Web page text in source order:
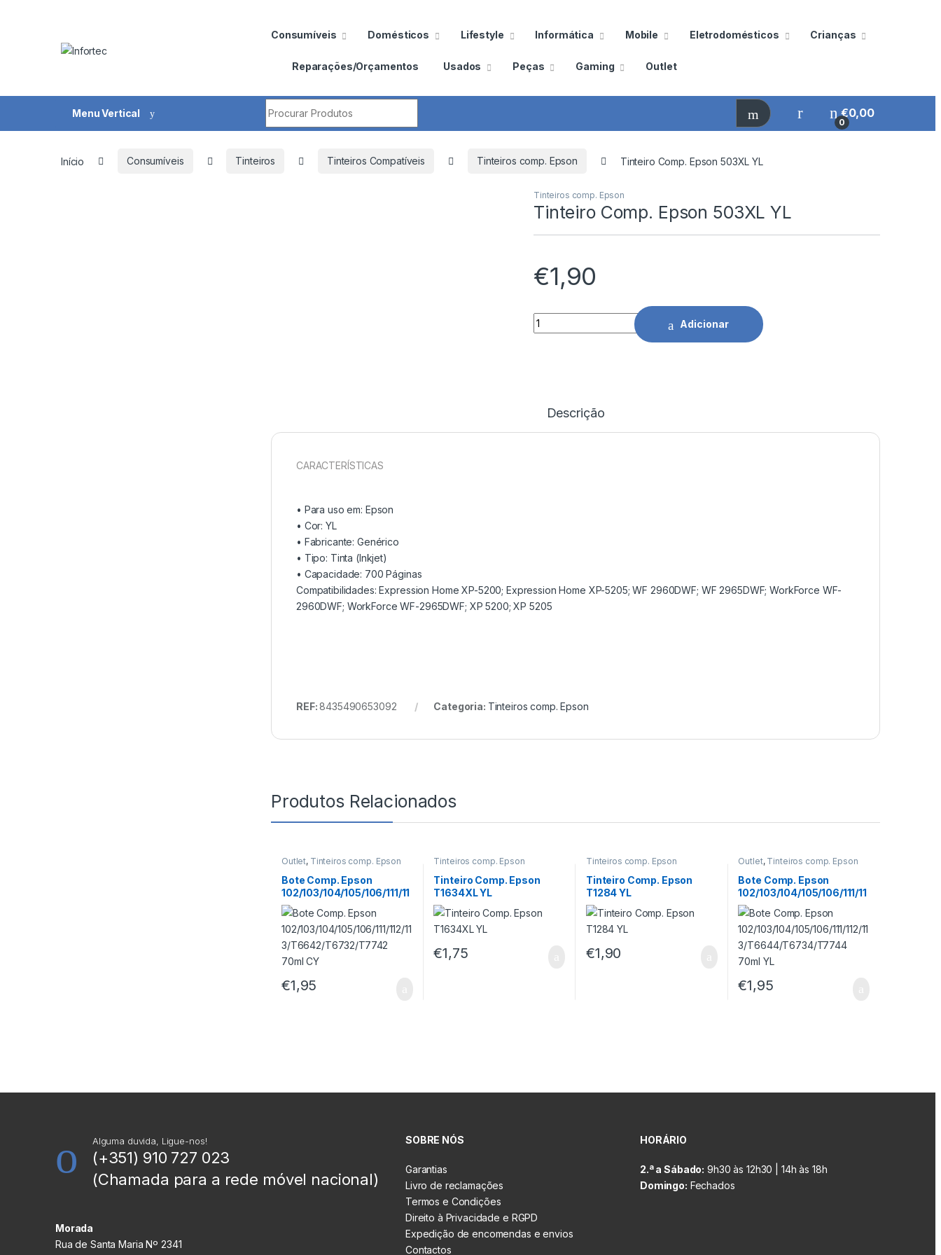
Consumíveis Domésticos Lifestyle Informática Mobile Eletrodomésticos Crianças
Reparações/Orçamentos Usados Peças Gaming Outlet
Menu Vertical
0
€0,00
Início Consumíveis Tinteiros Tinteiros Compatíveis Tinteiros comp. Epson Tinteiro Comp. Epson 503XL YL
Tinteiros comp. Epson
Tinteiro Comp. Epson 503XL YL
€1,90
Tinteiro Comp. Epson 503XL YL quantidade
Adicionar
Descrição
CARACTERÍSTICAS
• Para uso em: Epson
• Cor: YL
• Fabricante:Genérico
• Tipo: Tinta (Inkjet)
• Capacidade: 700 Páginas
Compatibilidades: Expression Home XP-5200; Expression Home XP-5205; WF 2960DWF; WF 2965DWF; WorkForce WF-
2960DWF; WorkForce WF-2965DWF; XP 5200; XP 5205
REF:8435490653092 Categoria: Tinteiros comp. Epson
Produtos Relacionados
Outlet, Tinteiros comp. Epson
Bote Comp. Epson
102/103/104/105/106/111/11
2/113/T6642/T6732/T774
2 70ml CY
€1,95
Tinteiros comp. Epson
Tinteiro Comp. Epson
T1634XL YL
€1,75
Tinteiros comp. Epson
Tinteiro Comp. Epson
T1284 YL
€1,90
Outlet, Tinteiros comp. Epson
Bote Comp. Epson
102/103/104/105/106/111/11
2/113/T6644/T6734/T774
4 70ml YL
€1,95
Alguma duvida, Ligue-nos!
(+351) 910 727 023
(Chamada para a rede móvel nacional)
Morada
Rua de Santa Maria Nº 2341
SOBRE NÓS
Garantias
Livro de reclamações
Termos e Condições
Direito à Privacidade e RGPD
Expedição de encomendas e envios
Contactos
HORÁRIO
2.ª a Sábado: 9h30 às 12h30 | 14h às 18h
Domingo: Fechados